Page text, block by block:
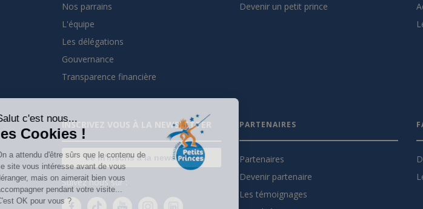
Salut c'est nous...
les Cookies !
On a attendu d'être sûrs que le contenu de
ce site vous intéresse avant de vous
déranger, mais on aimerait bien vous
accompagner pendant votre visite...
C'est OK pour vous ?
Nos parrains
L'équipe
Les délégations
Gouvernance
Transparence financière
Devenir un petit prince
INSCRIVEZ VOUS À LA NEWSLETTER
Je m'inscris à la newsletter
Suivez nous sur :
PARTENAIRES
Partenaires
Devenir partenaire
Les témoignages